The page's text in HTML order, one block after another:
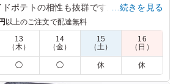
ポテトの相性も抜群です。会議やイベ
を、オニクズキタイガーでお楽しみく
わらかな肉に生姜の香りと甘辛いタレ
…続きを見る
以上のご注文で配達無料
13
（木）
14
（金）
15
（土）
16
（日）
◯ ◯ 休 休